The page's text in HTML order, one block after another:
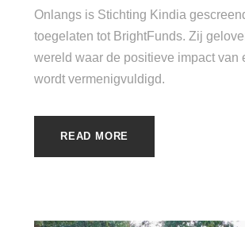
Onlangs is Stichting Kindia
toegelaten tot BrightFunds. Zij
wereld waar de positieve impact van
wordt vermenigvuldigd.
READ MORE